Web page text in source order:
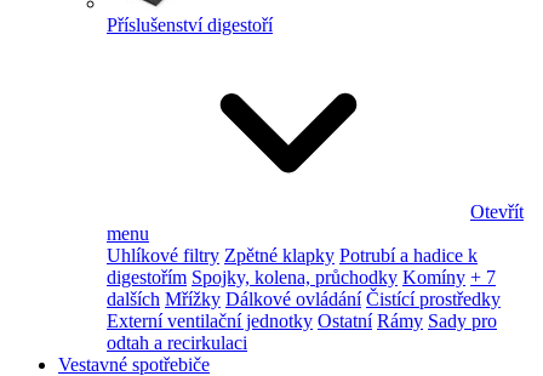
Příslušenství digestoří
Otevřít
menu
Uhlíkové filtry Zpětné klapky Potrubí a hadice k
digestořím Spojky, kolena, průchodky Komíny + 7
dalších Mřížky Dálkové ovládání Čistící prostředky
Externí ventilační jednotky Ostatní Rámy Sady pro
odtah a recirkulaci
Vestavné spotřebiče